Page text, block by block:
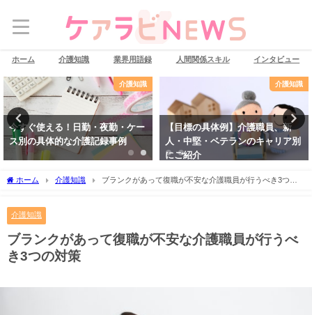
ホーム 介護知識 業界用語録 人間関係スキル インタビュー
介護知識
今すぐ使える！日勤・夜勤・ケー
ス別の具体的な介護記録事例
介護知識
【目標の具体例】介護職員、新
人・中堅・ベテランのキャリア別
にご紹介
ホーム 介護知識
ブランクがあって復職が不安な介護職員が行うべき3つの
介護知識
ブランクがあって復職が不安な介護職員が行うべ
き3つの対策